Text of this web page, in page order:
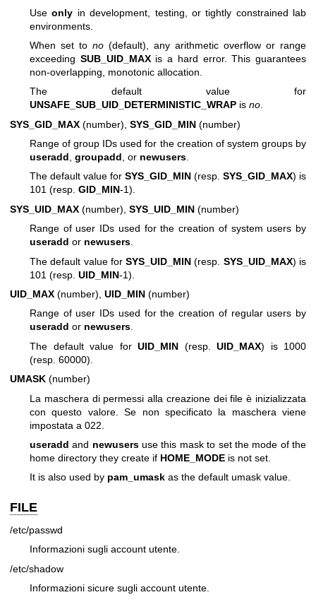
Useonly in development, testing, or tightly constrained lab
environments.
When set to no (default), any arithmetic overflow or range
exceeding SUB_UID_MAXis a hard error. This guarantees
non-overlapping, monotonic allocation.
The default value for
UNSAFE_SUB_UID_DETERMINISTIC_WRAP is no.
SYS_GID_MAX (number), SYS_GID_MIN (number)
Range of group IDs used for the creation of system groups by
useradd groupadd , or newusers
The default value for SYS_GID_MIN (resp. SYS_GID_MAX) is
101 (resp. GID_MIN-1).
SYS_UID_MAX (number), SYS_UID_MIN (number)
Range of user IDs used for the creation of system users by
useradd or newusers.
The default value forSYS_UID_MIN (resp. SYS_UID_MAX) is
101 (resp. UID_MIN-1).
UID_MAX (number), UID_MIN (number)
Range of user IDs used for the creation of regular users by
useradd or newusers.
The default value for UID_MIN (resp. UID_MAX) is 1000
(resp. 60000).
UMASK (number)
La maschera di permessi alla creazione dei file è inizializzata
con questo valore. Se non specificato la maschera viene
impostata a 022.
useradd and newusersuse this mask to set the mode of the
home directory they create if HOME_MODE is not set.
It is also used by pam_umask as the default umask value.
FILE
/etc/passwd
Informazioni sugli account utente.
/etc/shadow
Informazioni sicure sugli account utente.